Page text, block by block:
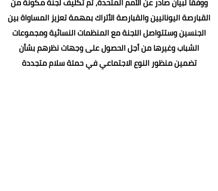
القبارصة اليونانيين والقبارصة الأتراك بمهمة تعزيز المساواة بين
الجنسين وستتواصل اللجنة مع المنظمات النسائية ومجموعات
الشباب وغيرها من أجل الحصول على وجهات نظرهم بشأن
تضمين منظور النوع الاجتماعي في حملة سلام متجددة